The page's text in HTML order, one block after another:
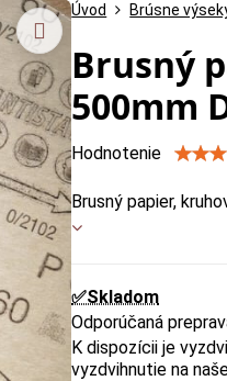
Úvod Brúsne
Brusný
500mm
Hodnotenie
Brusný papier,
✅Skladom
vyzdvihnutie na